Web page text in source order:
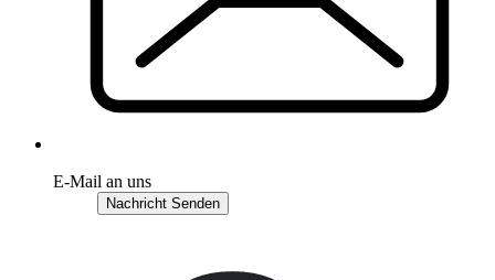
E-Mail an uns
Nachricht Senden